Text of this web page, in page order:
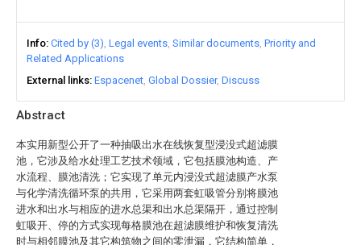
Abstract
本实用新型公开了一种抽吸出水在线恢复型浸没式超滤膜
池，它涉及给水处理工艺技术领域，它包括膜池构造、产
水流程、膜池清洗；它实现了单元内浸没式超滤膜产水泵
与化学清洗循环泵的共用，它采用两套虹吸管分别将膜池
进水和出水与相应的进水总渠和出水总渠隔开，通过控制
虹吸开、停的方式实现每格膜池在超滤膜维护和恢复清洗
时与相邻膜池及其它构筑物之间的零泄漏，它结构简单，
Info Cited by (3) Legal events Similar documents Priority and
Related Applications
External links Espacenet Global Dossier Discuss